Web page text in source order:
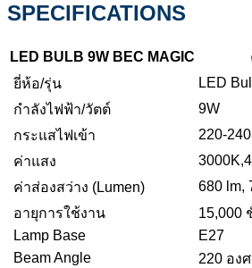
SPECIFICATIONS
LED BULB 9W BEC MAGIC
ยี่ห้อ/รุ่น
LED
กำลังไฟฟ้า/วัตต์
9W
กระแสไฟเข้า
220-
ค่าแสง
ค่าส่องสว่าง (Lumen)
680 lm,
อายุการใช้งาน
15,000
Lamp Base
E27
Beam Angle
220 อง